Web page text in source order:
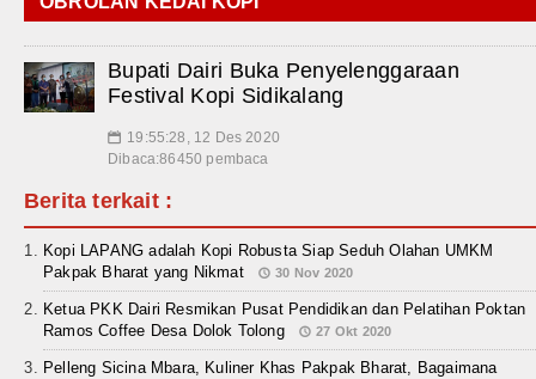
Bupati Dairi Buka Penyelenggaraan
Festival Kopi Sidikalang
📅 19:55:28, 12 Des 2020
Dibaca:86450 pembaca
Berita terkait :
Kopi LAPANG adalah Kopi Robusta Siap Seduh Olahan UMKM
Pakpak Bharat yang Nikmat
30 Nov 2020
Ketua PKK Dairi Resmikan Pusat Pendidikan dan Pelatihan Poktan
Ramos Coffee Desa Dolok Tolong
27 Okt 2020
Pelleng Sicina Mbara, Kuliner Khas Pakpak Bharat, Bagaimana